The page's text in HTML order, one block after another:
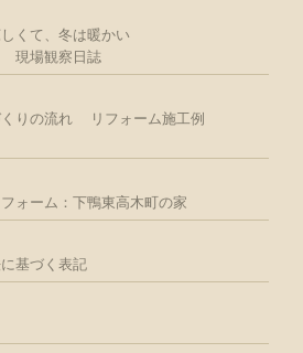
くて、冬は暖かい
現場観察日誌
くりの流れ
リフォーム施工例
フォーム：下鴨東高木町の家
基づく表記